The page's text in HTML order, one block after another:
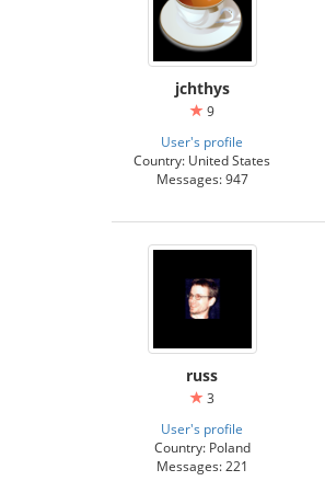
jchthys
9
User's profile
Country: United States
Messages: 947
russ
3
User's profile
Country: Poland
Messages: 221